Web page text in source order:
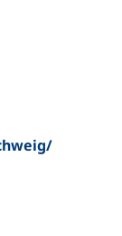
Fenster)